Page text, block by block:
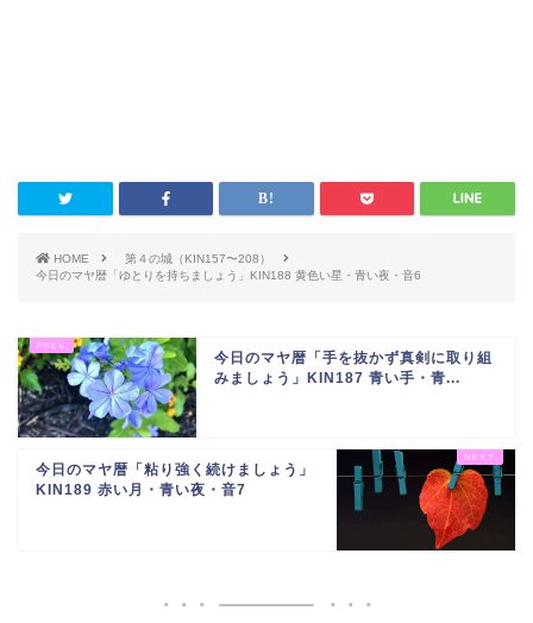
HOME
第４の城（KIN157〜208）
今日のマヤ暦「ゆとりを持ちましょう」KIN188 黄色い星・青い夜・音6
今日のマヤ暦「手を抜かず真剣に取り組
みましょう」KIN187 青い手・青...
今日のマヤ暦「粘り強く続けましょう」
KIN189 赤い月・青い夜・音7